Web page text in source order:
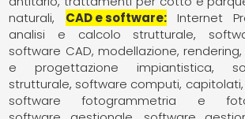
naturali
CAD e software Internet
analisi e calcolo strutturale
software CAD, modellazione, rendering
e progettazione impiantistica
strutturale software computi,
software fotogrammetria e